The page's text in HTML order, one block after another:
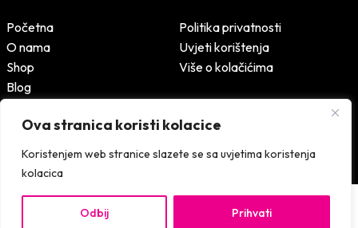
Ova stranica koristi kolacice
Koristenjem web stranice slazete se sa uvjetima koristenja
kolacica
Odbij Prihvati
Početna
O nama
Shop
Blog
Politika privatnosti
Uvjeti korištenja
Više o kolačićima
Design & development: